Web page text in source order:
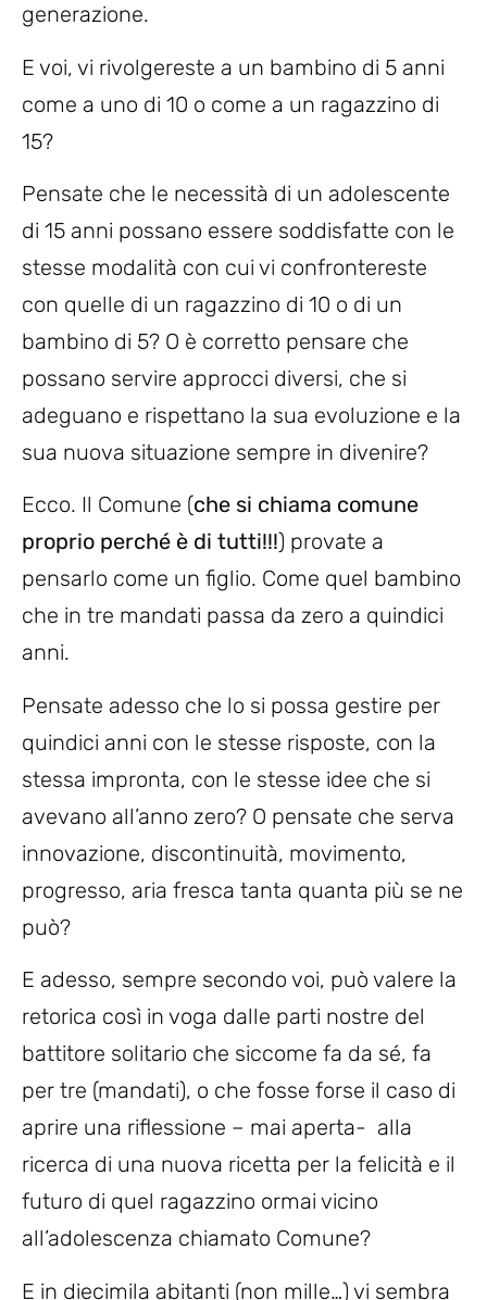
generazione.
E voi, vi rivolgereste a un bambino di 5 anni
come a uno di 10 o come a un ragazzino di
15?
Pensate che le necessità di un adolescente
di 15 anni possano essere soddisfatte con le
stesse modalità con cui vi confrontereste
con quelle di un ragazzino di 10 o di un
bambino di 5? O è corretto pensare che
possano servire approcci diversi, che si
adeguano e rispettano la sua evoluzione e la
sua nuova situazione sempre in divenire?
Ecco. Il Comune (che si chiama comune
proprio perché è di tutti!!!) provate a
pensarlo come un figlio. Come quel bambino
che in tre mandati passa da zero a quindici
anni.
Pensate adesso che lo si possa gestire per
quindici anni con le stesse risposte, con la
stessa impronta, con le stesse idee che si
avevano all’anno zero? O pensate che serva
innovazione, discontinuità, movimento,
progresso, aria fresca tanta quanta più se ne
può?
E adesso, sempre secondo voi, può valere la
retorica così in voga dalle parti nostre del
battitore solitario che siccome fa da sé, fa
per tre (mandati), o che fosse forse il caso di
aprire una riflessione – mai aperta- alla
ricerca di una nuova ricetta per la felicità e il
futuro di quel ragazzino ormai vicino
all’adolescenza chiamato Comune?
E in diecimila abitanti (non mille…) vi sembra